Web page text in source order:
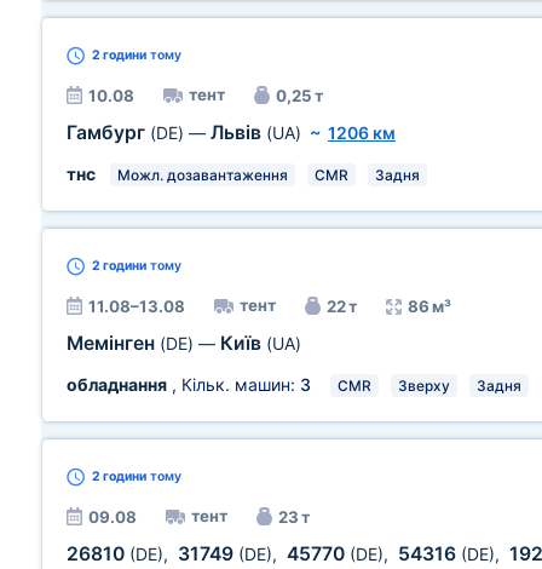
2 години тому
10.08 тент 0,25 т
Гамбург (DE) — Львів (UA) ~ 1206 км
тнс
Можл. дозавантаження CMR Задня
2 години тому
11.08–13.08 тент 22 т 86 м³
Мемінген (DE) — Київ (UA)
обладнання , Кільк. машин: 3 CMR Зверху Задня
2 години тому
09.08 тент 23 т
26810 (DE), 31749 (DE), 45770 (DE), 54316 (DE),